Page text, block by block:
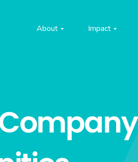
About Impact